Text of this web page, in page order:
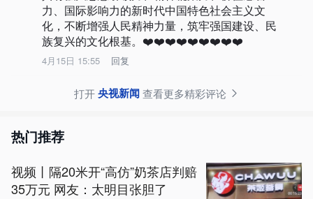
力、国际影响力的新时代中国特色社会主义文
化，不断增强人民精神力量，筑牢强国建设、民
族复兴的文化根基。❤️❤️❤️❤️❤️❤️❤️❤️❤️
4月15日 15:55 回复
打开央视新闻查看更多精彩评论
热门推荐
视频丨隔20米开“高仿”奶茶店判赔
35万元 网友：太明目张胆了